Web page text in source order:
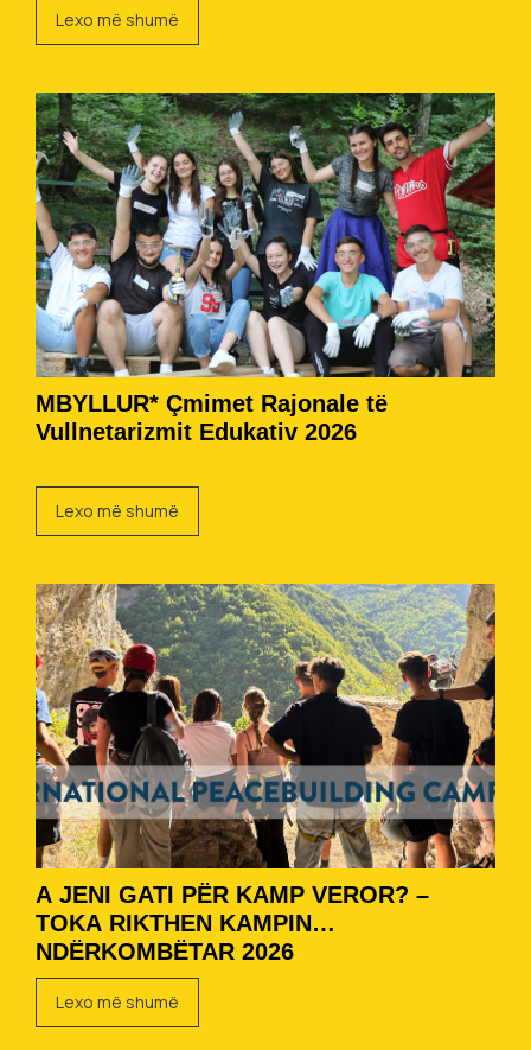
Lexo më shumë
MBYLLUR* Çmimet Rajonale të
Vullnetarizmit Edukativ 2026
Lexo më shumë
A JENI GATI PËR KAMP VEROR? –
TOKA RIKTHEN KAMPIN
NDËRKOMBËTAR 2026
Lexo më shumë